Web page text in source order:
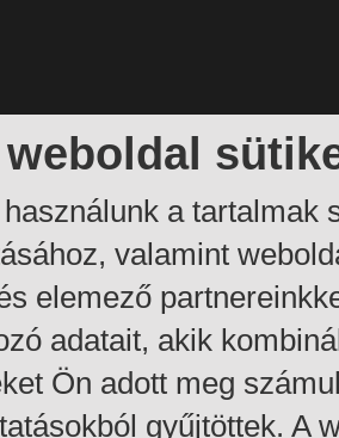
weboldal
a tartalmak
valamint
elemező
adatait, akik
Ön adott meg
gyűjtöttek. A